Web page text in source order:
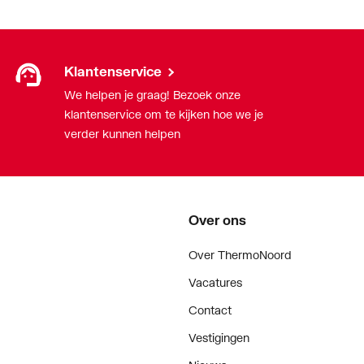
Klantenservice
We helpen je graag! Bezoek onze
klantenservice om te kijken hoe we je
verder kunnen helpen
Over ons
Over ThermoNoord
Vacatures
Contact
Vestigingen